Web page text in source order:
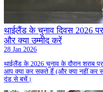
थाईलैंड के चुनाव दिवस 2026
और क्या उम्मीद करें
28 Jan 2026
थाईलैंड के 2026 चुनाव के दौरान शराब
आप क्या कर सकते हैं (और क्या नहीं कर
दंड से बचें।